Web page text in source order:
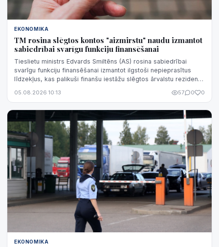
EKONOMIKA
TM rosina slēgtos kontos "aizmirstu" naudu izmantot
sabiedrībai svarīgu funkciju finansēšanai
Tieslietu ministrs Edvards Smiltēns (AS) rosina sabiedrībai
svarīgu funkciju finansēšanai izmantot ilgstoši nepieprasītus
līdzekļus, kas palikuši finanšu iestāžu slēgtos ārvalstu rezidentu
05.08.2026 10:13 57 0 0
EKONOMIKA